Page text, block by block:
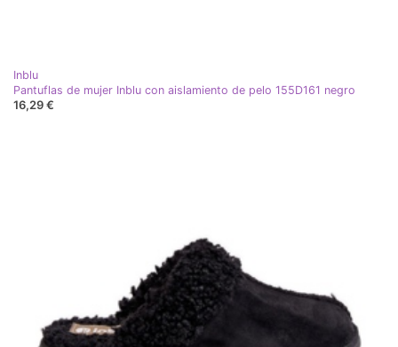
Inblu
Pantuflas de mujer Inblu con aislamiento de pelo 155D161 negro
16,29 €